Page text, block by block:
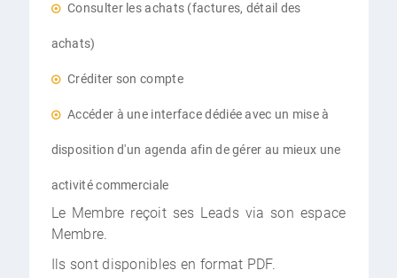
Consulter les achats (factures, détail des
achats)
Créditer son compte
Accéder à une interface dédiée avec un mise à
disposition d'un agenda afin de gérer au mieux une
activité commerciale
Le Membre reçoit ses Leads via son espace
Membre.
Ils sont disponibles en format PDF.